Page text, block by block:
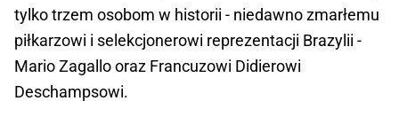
tylko trzem osobom w historii - niedawno zmarłemu
piłkarzowi i selekcjonerowi reprezentacji Brazylii -
Mario Zagallo oraz Francuzowi Didierowi
Deschampsowi.